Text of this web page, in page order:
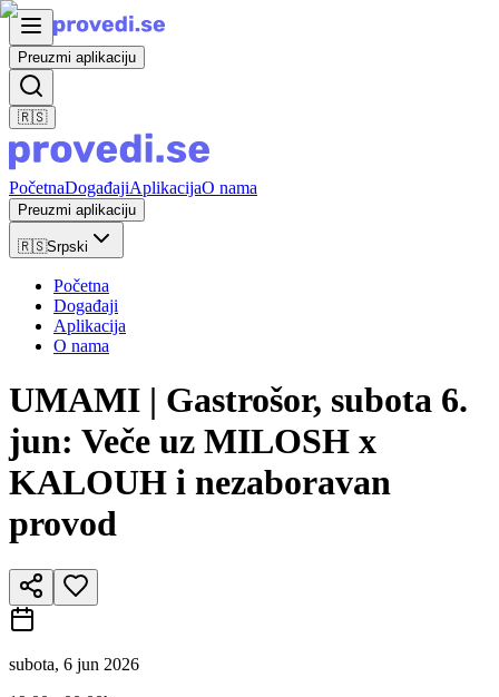
Preuzmi aplikaciju
🇷🇸
PočetnaDogađajiAplikacijaO nama
Preuzmi aplikaciju
🇷🇸Srpski
Početna
Događaji
Aplikacija
O nama
UMAMI | Gastrošor, subota 6.
jun: Veče uz MILOSH x
KALOUH i nezaboravan
provod
subota, 6 jun 2026